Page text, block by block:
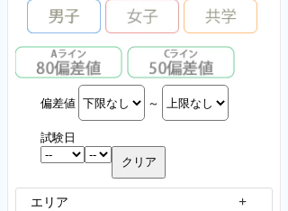
偏差値 ～
試験日
エリア